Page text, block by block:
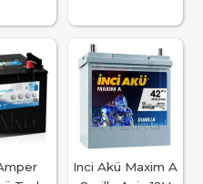
Inci Akü Maxim A